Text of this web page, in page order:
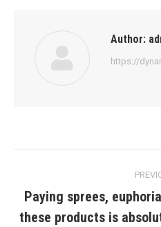
Author:
https://
navigation
Paying sprees,
these products is